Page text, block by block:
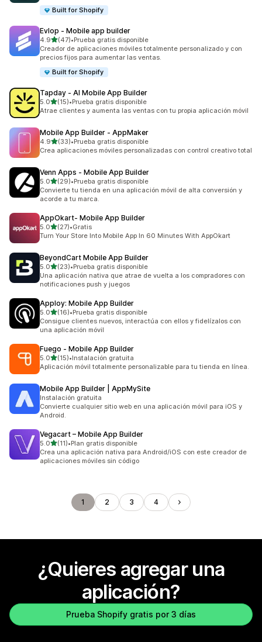
Built for Shopify
Evlop ‑ Mobile app builder
4.9de 5 estrellas
(47)
47 reseñas en total
•Prueba gratis disponible
Creador de aplicaciones móviles totalmente personalizado y con
precios fijos para aumentar las ventas.
Built for Shopify
Tapday ‑ AI Mobile App Builder
5.0de 5 estrellas
(15)
15 reseñas en total
•Prueba gratis disponible
Atrae clientes y aumenta las ventas con tu propia aplicación móvil
Mobile App Builder ‑ AppMaker
4.9de 5 estrellas
(33)
33 reseñas en total
•Prueba gratis disponible
Crea aplicaciones móviles personalizadas con control creativo total
Venn Apps ‑ Mobile App Builder
5.0de 5 estrellas
(29)
29 reseñas en total
•Prueba gratis disponible
Convierte tu tienda en una aplicación móvil de alta conversión y
acorde a tu marca.
AppOkart‑ Mobile App Builder
5.0de 5 estrellas
(27)
27 reseñas en total
•Gratis
Turn Your Store Into Mobile App In 60 Minutes With AppOkart
BeyondCart Mobile App Builder
5.0de 5 estrellas
(23)
23 reseñas en total
•Prueba gratis disponible
Una aplicación nativa que atrae de vuelta a los compradores con
notificaciones push y juegos
Apploy: Mobile App Builder
5.0de 5 estrellas
(16)
16 reseñas en total
•Prueba gratis disponible
Consigue clientes nuevos, interactúa con ellos y fidelízalos con
una aplicación móvil
Fuego ‑ Mobile App Builder
5.0de 5 estrellas
(15)
15 reseñas en total
•Instalación gratuita
Aplicación móvil totalmente personalizable para tu tienda en línea.
Mobile App Builder | AppMySite
Instalación gratuita
Convierte cualquier sitio web en una aplicación móvil para iOS y
Android.
Vegacart – Mobile App Builder
5.0de 5 estrellas
(11)
11 reseñas en total
•Plan gratis disponible
Crea una aplicación nativa para Android/iOS con este creador de
aplicaciones móviles sin código
1 2 3 4
¿Quieres agregar una
aplicación?
Prueba Shopify gratis por 3 días